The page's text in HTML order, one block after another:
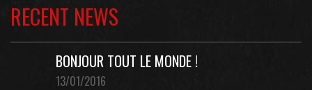
RECENT NEWS
BONJOUR TOUT LE MONDE !
13/01/2016